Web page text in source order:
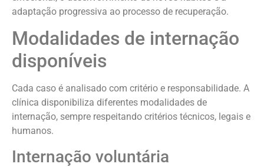
adaptação progressiva ao processo de recuperação.
Modalidades de internação
disponíveis
Cada caso é analisado com critério e responsabilidade. A
clínica disponibiliza diferentes modalidades de
internação, sempre respeitando critérios técnicos, legais e
humanos.
Internação voluntária